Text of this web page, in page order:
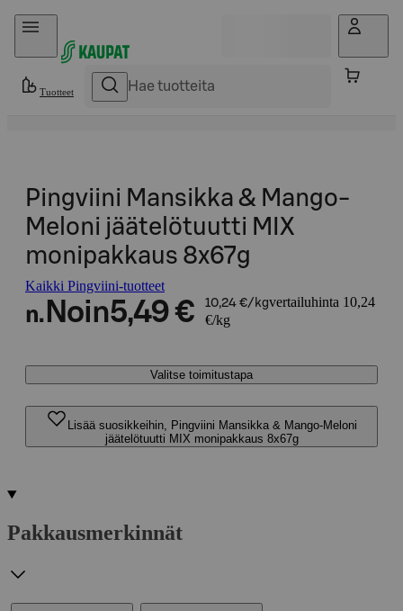
Hyppää sisältöön
Tuotteet
Pingviini Mansikka & Mango-
Meloni jäätelötuutti MIX
monipakkaus 8x67g
Kaikki Pingviini-tuotteet
n. Noin5,49 € 10,24 €/kgvertailuhinta 10,24
€/kg
Valitse toimitustapa
Lisää suosikkeihin, Pingviini Mansikka & Mango-Meloni
jäätelötuutti MIX monipakkaus 8x67g
Pakkausmerkinnät